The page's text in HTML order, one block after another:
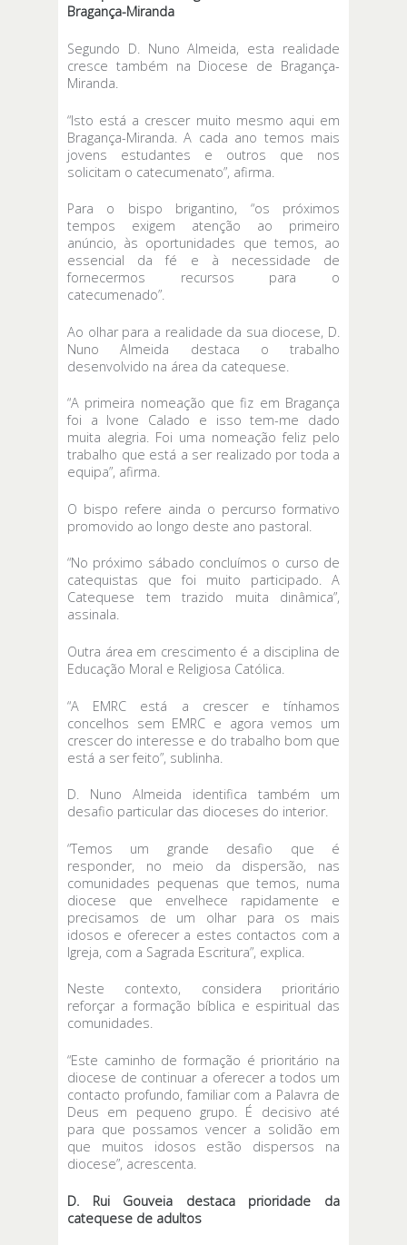
Bragança-Miranda
Segundo D. Nuno Almeida, esta realidade
cresce também na Diocese de Bragança-
Miranda.
“Isto está a crescer muito mesmo aqui em
Bragança-Miranda. A cada ano temos mais
jovens estudantes e outros que nos
solicitam o catecumenato”, afirma.
Para o bispo brigantino, “os próximos
tempos exigem atenção ao primeiro
anúncio, às oportunidades que temos, ao
essencial da fé e à necessidade de
fornecermos recursos para o
catecumenado”.
Ao olhar para a realidade da sua diocese, D.
Nuno Almeida destaca o trabalho
desenvolvido na área da catequese.
“A primeira nomeação que fiz em Bragança
foi a Ivone Calado e isso tem-me dado
muita alegria. Foi uma nomeação feliz pelo
trabalho que está a ser realizado por toda a
equipa”, afirma.
O bispo refere ainda o percurso formativo
promovido ao longo deste ano pastoral.
“No próximo sábado concluímos o curso de
catequistas que foi muito participado. A
Catequese tem trazido muita dinâmica”,
assinala.
Outra área em crescimento é a disciplina de
Educação Moral e Religiosa Católica.
“A EMRC está a crescer e tínhamos
concelhos sem EMRC e agora vemos um
crescer do interesse e do trabalho bom que
está a ser feito”, sublinha.
D. Nuno Almeida identifica também um
desafio particular das dioceses do interior.
“Temos um grande desafio que é
responder, no meio da dispersão, nas
comunidades pequenas que temos, numa
diocese que envelhece rapidamente e
precisamos de um olhar para os mais
idosos e oferecer a estes contactos com a
Igreja, com a Sagrada Escritura”, explica.
Neste contexto, considera prioritário
reforçar a formação bíblica e espiritual das
comunidades.
“Este caminho de formação é prioritário na
diocese de continuar a oferecer a todos um
contacto profundo, familiar com a Palavra de
Deus em pequeno grupo. É decisivo até
para que possamos vencer a solidão em
que muitos idosos estão dispersos na
diocese”, acrescenta.
D. Rui Gouveia destaca prioridade da
catequese de adultos